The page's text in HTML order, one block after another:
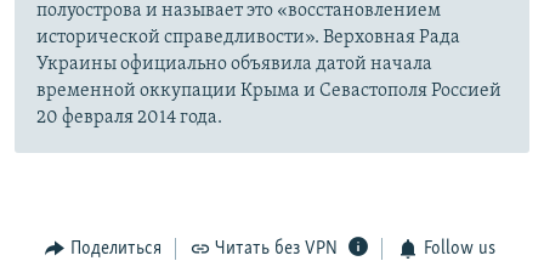
полуострова и называет это «восстановлением
исторической справедливости». Верховная Рада
Украины официально объявила датой начала
временной оккупации Крыма и Севастополя Россией
20 февраля 2014 года.
Поделиться Читать без VPN Follow us